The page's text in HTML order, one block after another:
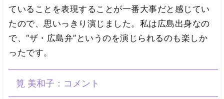
ていることを表現することが一番大事だと感じてい
たので、思いっきり演じました。私は広島出身なの
で、“ザ・広島弁”というのを演じられるのも楽しか
ったです。
筧 美和子：コメント